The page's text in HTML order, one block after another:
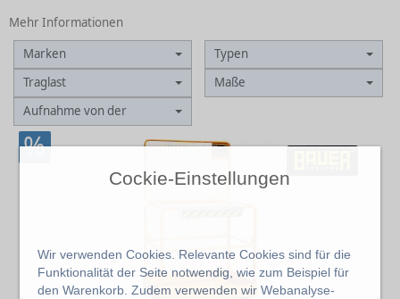
Cockie-Einstellungen
Wir verwenden Cookies. Relevante Cookies sind für die
Funktionalität der Seite notwendig, wie zum Beispiel für
den Warenkorb. Zudem verwenden wir Webanalyse-
Mehr Informationen
Marken
Typen
Traglast
Maße
Aufnahme von der
%